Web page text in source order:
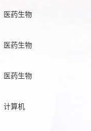
医药生物
医药生物
医药生物
计算机